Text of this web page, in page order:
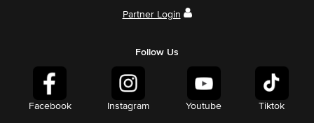
Partner Login
Follow Us
Facebook Instagram Youtube Tiktok